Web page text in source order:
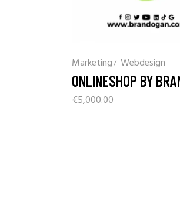
Marketing Webdesign
ONLINESHOP BY
€5,000.00